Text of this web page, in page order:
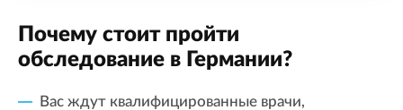
Почему стоит пройти
обследование в Германии?
Вас ждут квалифицированные врачи,